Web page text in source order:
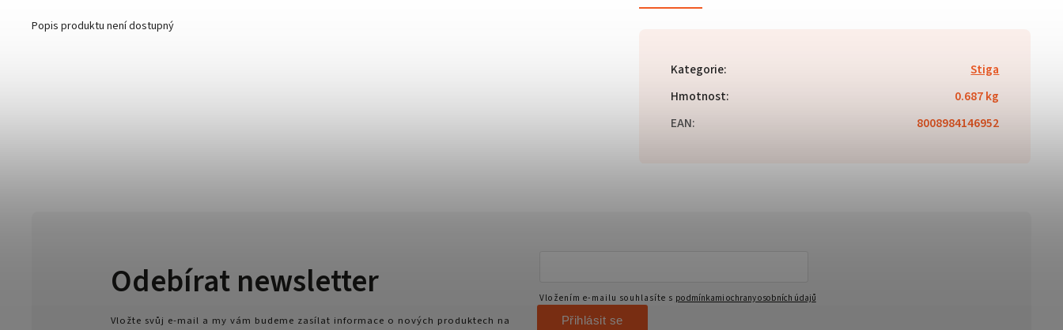
Popis produktu není dostupný
Kategorie:
Stiga
Hmotnost:
0.687 kg
EAN: 8008984146952
Odebírat newsletter
Vložte svůj e-mail a my vám budeme zasílat informace o nových produktech na
Vložením e-mailu souhlasíte s podmínkami ochrany osobních údajů
Přihlásit se